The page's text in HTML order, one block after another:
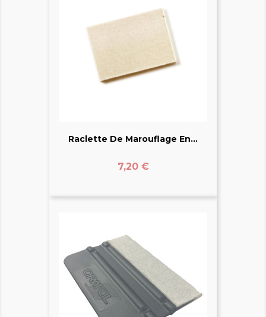
Raclette De Marouflage En...
Prix
7,20 €